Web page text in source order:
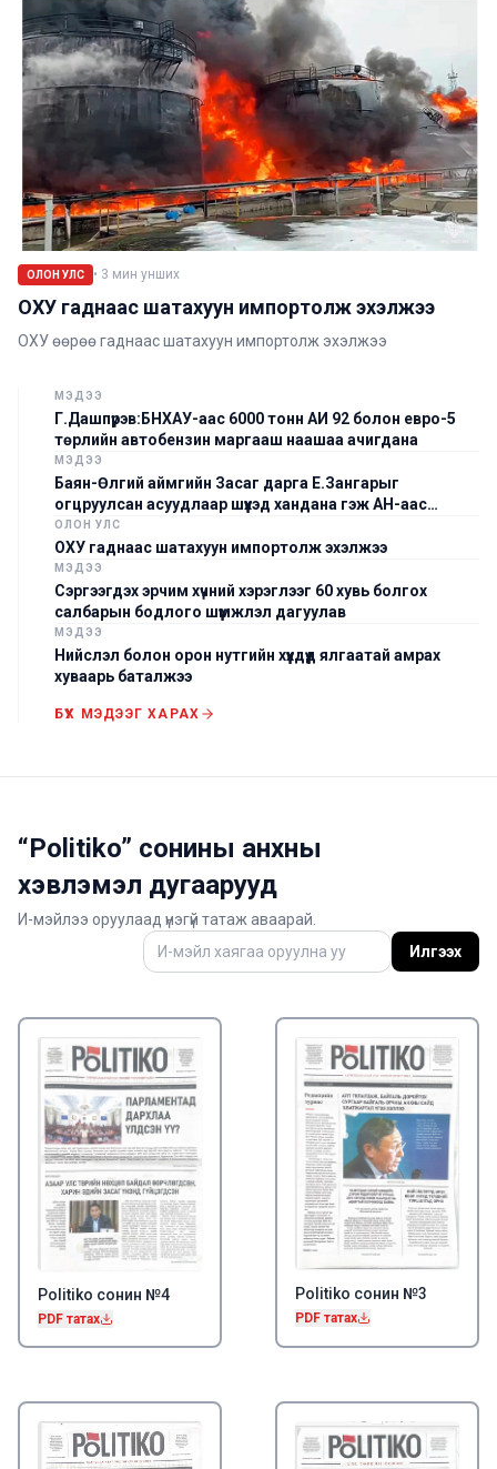
ОЛОН УЛС • 3 мин унших
ОХУ гаднаас шатахуун импортолж эхэлжээ
ОХУ өөрөө гаднаас шатахуун импортолж эхэлжээ
МЭДЭЭ
Г.Дашпүрэв:БНХАУ-аас 6000 тонн АИ 92 болон евро-5
төрлийн автобензин маргааш наашаа ачигдана
МЭДЭЭ
Баян-Өлгий аймгийн Засаг дарга Е.Зангарыг
огцруулсан асуудлаар шүүхэд хандана гэж АН-аас
мэдэгдлээ
ОЛОН УЛС
ОХУ гаднаас шатахуун импортолж эхэлжээ
МЭДЭЭ
Сэргээгдэх эрчим хүчний хэрэглээг 60 хувь болгох
салбарын бодлого шүүмжлэл дагуулав
МЭДЭЭ
Нийслэл болон орон нутгийн хүүхдүүд ялгаатай амрах
хуваарь баталжээ
БҮХ МЭДЭЭГ ХАРАХ
“Politiko” сонины анхны
хэвлэмэл дугаарууд
И-мэйлээ оруулаад үнэгүй татаж аваарай.
Илгээх
Politiko сонин №4
PDF татах
Politiko сонин №3
PDF татах